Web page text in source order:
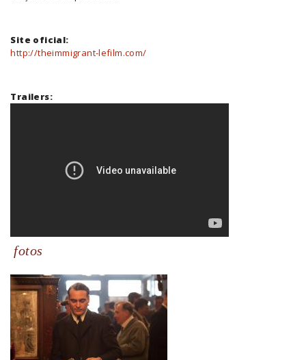
Site oficial:
http://theimmigrant-lefilm.com/
Trailers:
fotos